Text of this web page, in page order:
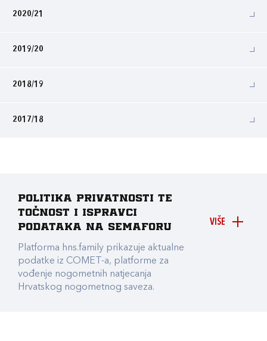
2020/21
2019/20
2018/19
2017/18
VIŠE
Politika privatnosti te
točnost i ispravci
podataka na Semaforu
Platforma hns.family prikazuje aktualne
podatke iz COMET-a, platforme za
vođenje nogometnih natjecanja
Hrvatskog nogometnog saveza.